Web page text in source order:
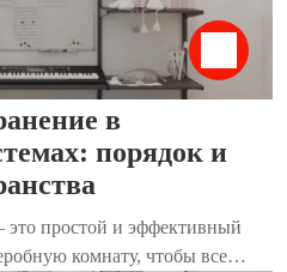
гардеробные
метод, делая гардероб
и удобным.
в
порядок и
простой и эффективный
комнату, чтобы все